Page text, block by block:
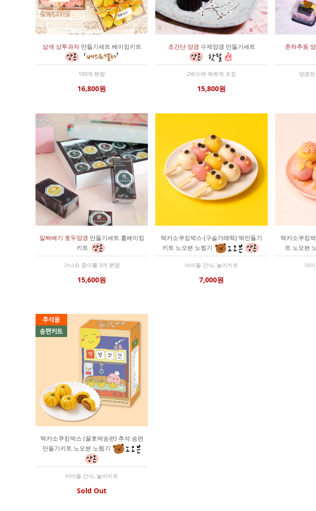
삼색 상투과자만들기세트 베이킹키트
150개 분량
16,800원
초간단 양갱 수제양갱 만들기세트
2박스에 예쁘게 포장
15,800원
춘하추동
양갱
알짜배기 호두양갱 만들기세트 홈베이킹
키트
가나슈 종이틀 3개 분량
15,600원
떡카소쿠킹박스 (구슬가래떡) 떡만들기
키트 노오븐 노찜기
아이들 간식, 놀이키트
7,000원
떡카소쿠킹
트 노오븐
아
떡카소쿠킹박스 (꿀호박송편) 추석 송편
만들기키트 노오븐 노찜기
아이들 간식, 놀이키트
Sold Out